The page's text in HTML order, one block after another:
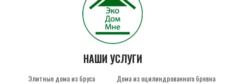
НАШИ УСЛУГИ
Элитные дома из бруса
Дома из оцилиндрованного бревна